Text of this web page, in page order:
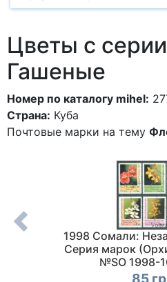
Цветы с
Гашеные
Номер по каталогу mihel:
Страна: Куба
Почтовые марки на тему
1998 Сомали:
Серия марок
№SO 1998-
85